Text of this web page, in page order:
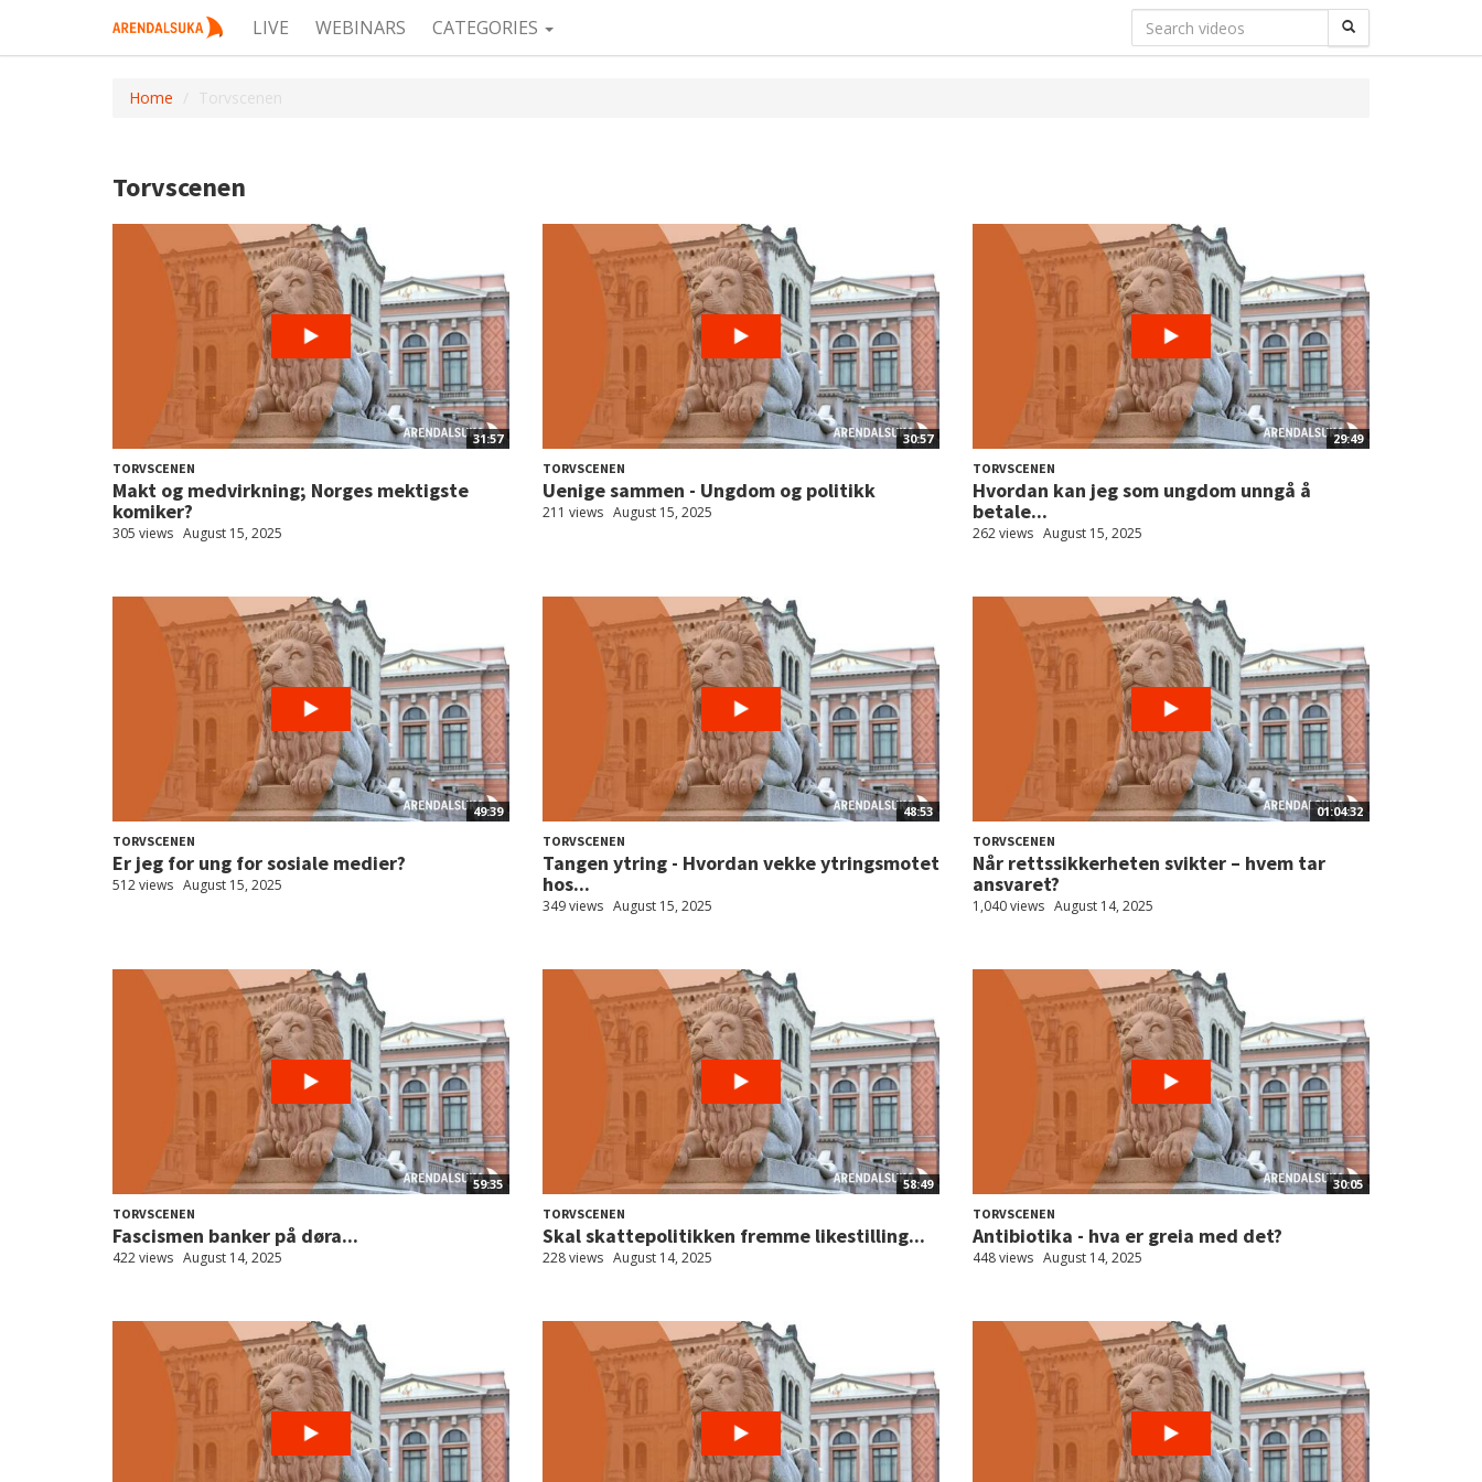
LIVE WEBINARS CATEGORIES
Home Torvscenen
Torvscenen
31:57
TORVSCENEN
Makt og medvirkning; Norges mektigste
komiker?
305 views August 15, 2025
30:57
TORVSCENEN
Uenige sammen - Ungdom og politikk
211 views August 15, 2025
29:49
TORVSCENEN
Hvordan kan jeg som ungdom unngå å
betale...
262 views August 15, 2025
49:39
TORVSCENEN
Er jeg for ung for sosiale medier?
512 views August 15, 2025
48:53
TORVSCENEN
Tangen ytring - Hvordan vekke ytringsmotet
hos...
349 views August 15, 2025
01:04:32
TORVSCENEN
Når rettssikkerheten svikter – hvem tar
ansvaret?
1,040 views August 14, 2025
59:35
TORVSCENEN
Fascismen banker på døra...
422 views August 14, 2025
58:49
TORVSCENEN
Skal skattepolitikken fremme likestilling...
228 views August 14, 2025
30:05
TORVSCENEN
Antibiotika - hva er greia med det?
448 views August 14, 2025